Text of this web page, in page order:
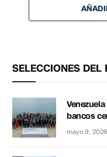
SELECCIONES DEL
bancos
mayo 9, 2026